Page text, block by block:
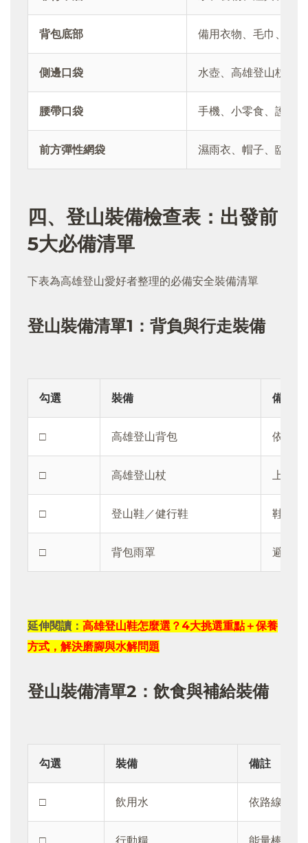
背包底部 備用衣物、毛巾、保
側邊口袋 水壺、高雄登山杖、
腰帶口袋 手機、小零食、護唇
前方彈性網袋 濕雨衣、帽子、臨時
四、登山裝備檢查表：出發前
5大必備清單
下表為高雄登山愛好者整理的必備安全裝備清單
登山裝備清單1：背負與行走裝備
勾選 裝備 備註
□ 高雄登山背包 依行
□ 高雄登山杖 上下坡
□ 登山鞋／健行鞋 鞋底止
□ 背包雨罩 避免午
延伸閱讀： 高雄登山鞋怎麼選？4大挑選重點＋保養
方式，解決磨腳與水解問題
登山裝備清單2：飲食與補給裝備
勾選 裝備 備註
□ 飲用水 依路線長度